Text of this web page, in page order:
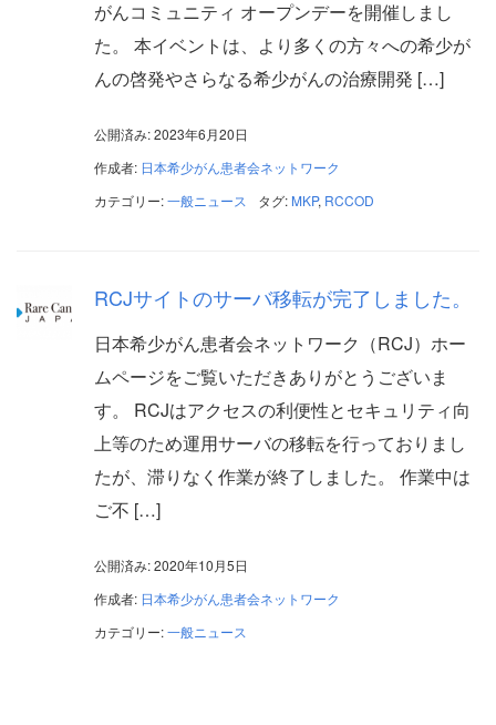
がんコミュニティ オープンデーを開催しまし
た。 本イベントは、より多くの方々への希少が
んの啓発やさらなる希少がんの治療開発 […]
公開済み: 2023年6月20日
作成者: 日本希少がん患者会ネットワーク
カテゴリー:一般ニュース タグ: MKP, RCCOD
RCJサイトのサーバ移転が完了しました。
日本希少がん患者会ネットワーク（RCJ）ホー
ムページをご覧いただきありがとうございま
す。 RCJはアクセスの利便性とセキュリティ向
上等のため運用サーバの移転を行っておりまし
たが、滞りなく作業が終了しました。 作業中は
ご不 […]
公開済み: 2020年10月5日
作成者: 日本希少がん患者会ネットワーク
カテゴリー:一般ニュース